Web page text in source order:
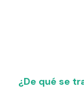
¿De qué se